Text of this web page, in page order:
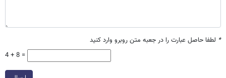
* لطفا حاصل عبارت را در جعبه متن روبرو وارد کنید
4 + 8 =